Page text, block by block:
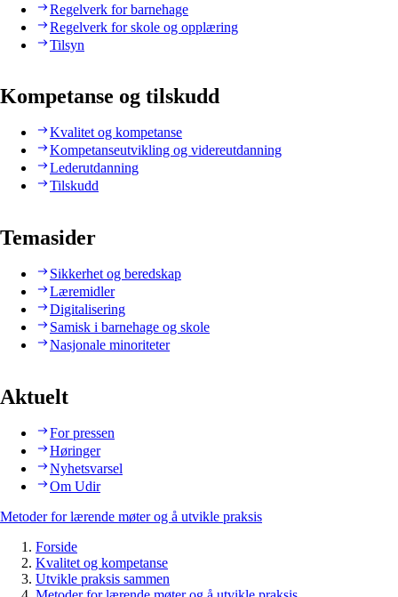
Regelverk for barnehage
Regelverk for skole og opplæring
Tilsyn
Kompetanse og tilskudd
Kvalitet og kompetanse
Kompetanseutvikling og videreutdanning
Lederutdanning
Tilskudd
Temasider
Sikkerhet og beredskap
Læremidler
Digitalisering
Samisk i barnehage og skole
Nasjonale minoriteter
Aktuelt
For pressen
Høringer
Nyhetsvarsel
Om Udir
Metoder for lærende møter og å utvikle praksis
Forside
Kvalitet og kompetanse
Utvikle praksis sammen